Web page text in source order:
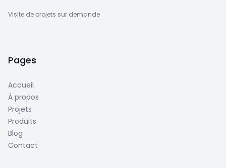
Visite de projets sur demande
Pages
Accueil
À propos
Projets
Produits
Blog
Contact